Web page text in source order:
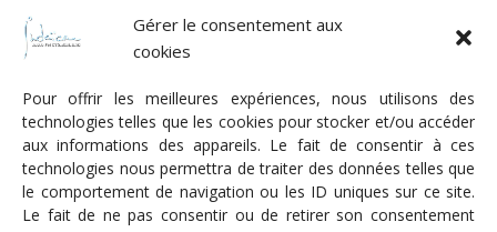
Gérer le consentement aux
cookies
Pour offrir les meilleures expériences, nous utilisons des
technologies telles que les cookies pour stocker et/ou accéder
aux informations des appareils. Le fait de consentir à ces
technologies nous permettra de traiter des données telles que
le comportement de navigation ou les ID uniques sur ce site.
Le fait de ne pas consentir ou de retirer son consentement
Radio Judaica Strasbourg
Tous droits réservés